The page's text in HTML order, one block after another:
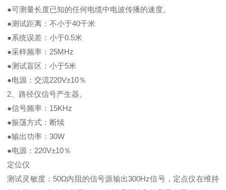
●可测量长度已知的任何电缆中电波传播的速度。
●测试距离：不小于40千米
●系统误差：小于0.5米
●采样频率：25MHz
●测试盲区：小于5米
●电源：交流220V±10％
2、路径仪信号产生器。
●信号频率：15KHz
●振荡方式：断续
●输出功率：30W
●电源：220V±10％
定位仪
测试灵敏度：50Ω内阻的信号源输出300Hz信号，定点仪在维持